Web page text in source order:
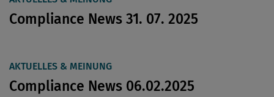
Compliance News 31. 07. 2025
AKTUELLES & MEINUNG
Compliance News 06.02.2025